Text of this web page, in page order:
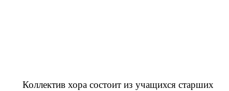
Коллектив хора состоит из учащихся старших